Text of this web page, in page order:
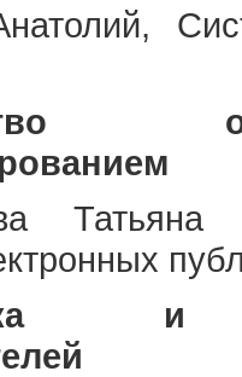
Татьяна
и